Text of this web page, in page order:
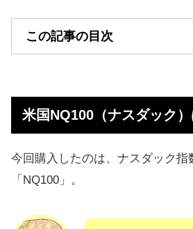
この記事の目次
も回復
【注文方法】1枚買うのに
リスクをとって資金効率を高
0.1円動くと利益が11円も出
米国NQ100（ナスダック
今回購入したのは、ナスダック指
「NQ100」。